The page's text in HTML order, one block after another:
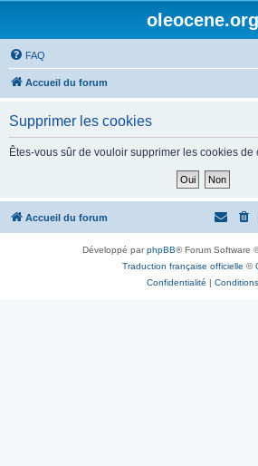
oleocene.org
FAQ
Accueil du forum
Supprimer les cookies
Êtes-vous sûr de vouloir supprimer les cookies de
Accueil du forum
Développé parphpBB® Forum Software
Traduction française officielle ©
Confidentialité | Conditions